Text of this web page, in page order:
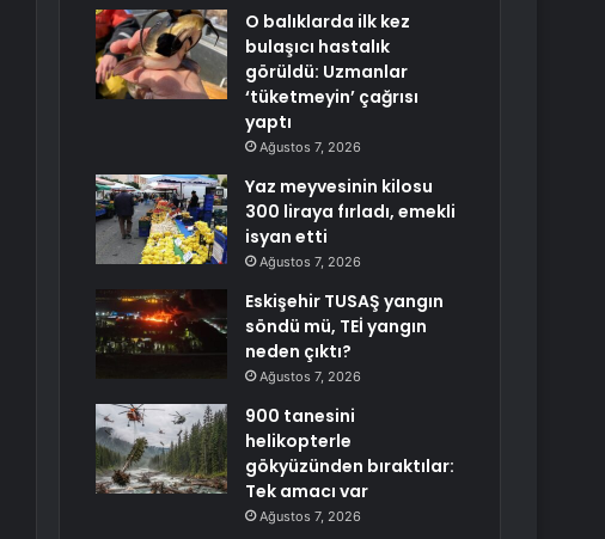
O balıklarda ilk kez
bulaşıcı hastalık
görüldü: Uzmanlar
‘tüketmeyin’ çağrısı
yaptı
Ağustos 7, 2026
Yaz meyvesinin kilosu
300 liraya fırladı, emekli
isyan etti
Ağustos 7, 2026
Eskişehir TUSAŞ yangın
söndü mü, TEİ yangın
neden çıktı?
Ağustos 7, 2026
900 tanesini
helikopterle
gökyüzünden bıraktılar:
Tek amacı var
Ağustos 7, 2026